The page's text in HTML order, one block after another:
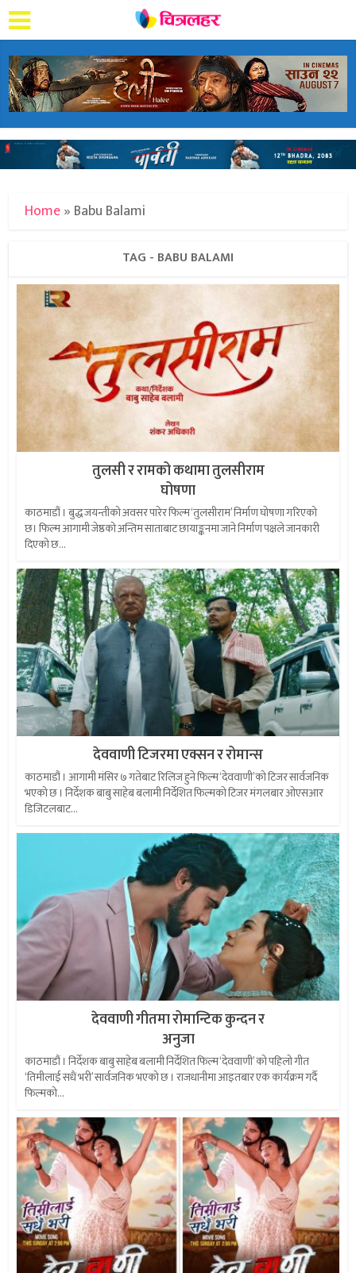
Home» Babu Balami
TAG - BABU BALAMI
तुलसी र रामको कथामा तुलसीराम
घोषणा
काठमाडौं । बुद्ध जयन्तीको अवसर पारेर फिल्म ‘तुलसीराम’ निर्माण घोषणा गरिएको
छ। फिल्म आगामी जेष्ठको अन्तिम साताबाट छायाङ्कनमा जाने निर्माण पक्षले जानकारी
दिएको छ...
देववाणी टिजरमा एक्सन र रोमान्स
काठमाडौं । आगामी मंसिर ७ गतेबाट रिलिज हुने फिल्म ‘देववाणी’को टिजर सार्वजनिक
भएको छ । निर्देशक बाबु साहेब बलामी निर्देशित फिल्मको टिजर मंगलबार ओएसआर
डिजिटलबाट...
देववाणी गीतमा रोमान्टिक कुन्दन र
अनुजा
काठमाडौं । निर्देशक बाबु साहेब बलामी निर्देशित फिल्म ‘देववाणी’ को पहिलो गीत
‘तिमीलाई सधैं भरी’ सार्वजनिक भएको छ । राजधानीमा आइतबार एक कार्यक्रम गर्दै
फिल्मको...